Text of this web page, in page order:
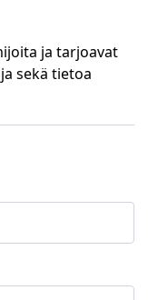
ja tarjoavat
sekä tietoa